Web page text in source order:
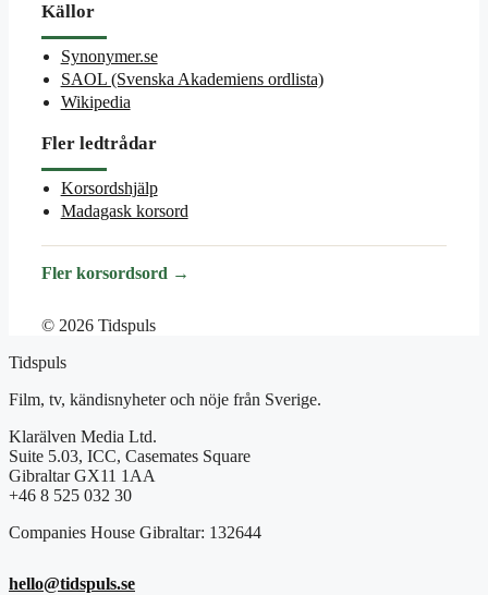
Källor
Synonymer.se
SAOL (Svenska Akademiens ordlista)
Wikipedia
Fler ledtrådar
Korsordshjälp
Madagask korsord
Fler korsordsord →
© 2026 Tidspuls
Tidspuls
Film, tv, kändisnyheter och nöje från Sverige.
Klarälven Media Ltd.
Suite 5.03, ICC, Casemates Square
Gibraltar GX11 1AA
+46 8 525 032 30
Companies House Gibraltar: 132644
hello@tidspuls.se